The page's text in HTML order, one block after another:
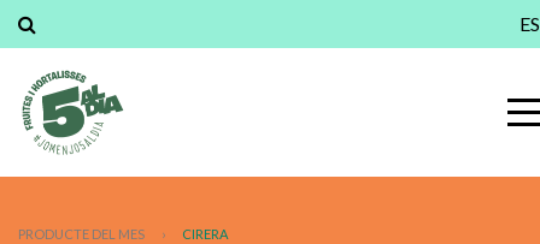
ES
PRODUCTE DEL MES › CIRERA